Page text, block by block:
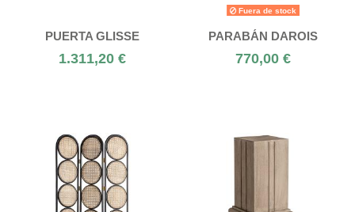
PUERTA GLISSE
1.311,20 €
Fuera de stock
PARABÁN DAROIS
770,00 €